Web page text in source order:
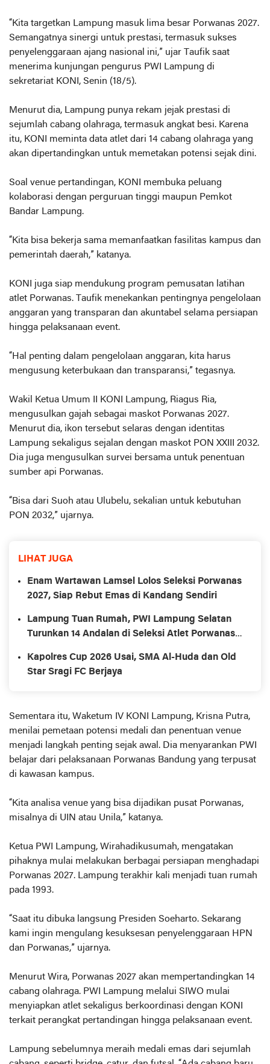
“Kita targetkan Lampung masuk lima besar Porwanas 2027.
Semangatnya sinergi untuk prestasi, termasuk sukses
penyelenggaraan ajang nasional ini,” ujar Taufik saat
menerima kunjungan pengurus PWI Lampung di
sekretariat KONI, Senin (18/5).
Menurut dia, Lampung punya rekam jejak prestasi di
sejumlah cabang olahraga, termasuk angkat besi. Karena
itu, KONI meminta data atlet dari 14 cabang olahraga yang
akan dipertandingkan untuk memetakan potensi sejak dini.
Soal venue pertandingan, KONI membuka peluang
kolaborasi dengan perguruan tinggi maupun Pemkot
Bandar Lampung.
“Kita bisa bekerja sama memanfaatkan fasilitas kampus dan
pemerintah daerah,” katanya.
KONI juga siap mendukung program pemusatan latihan
atlet Porwanas. Taufik menekankan pentingnya pengelolaan
anggaran yang transparan dan akuntabel selama persiapan
hingga pelaksanaan event.
“Hal penting dalam pengelolaan anggaran, kita harus
mengusung keterbukaan dan transparansi,” tegasnya.
Wakil Ketua Umum II KONI Lampung, Riagus Ria,
mengusulkan gajah sebagai maskot Porwanas 2027.
Menurut dia, ikon tersebut selaras dengan identitas
Lampung sekaligus sejalan dengan maskot PON XXIII 2032.
Dia juga mengusulkan survei bersama untuk penentuan
sumber api Porwanas.
“Bisa dari Suoh atau Ulubelu, sekalian untuk kebutuhan
PON 2032,” ujarnya.
LIHAT JUGA
Enam Wartawan Lamsel Lolos Seleksi Porwanas
2027, Siap Rebut Emas di Kandang Sendiri
Lampung Tuan Rumah, PWI Lampung Selatan
Turunkan 14 Andalan di Seleksi Atlet Porwanas
Kapolres Cup 2026 Usai, SMA Al-Huda dan Old
Star Sragi FC Berjaya
Sementara itu, Waketum IV KONI Lampung, Krisna Putra,
menilai pemetaan potensi medali dan penentuan venue
menjadi langkah penting sejak awal. Dia menyarankan PWI
belajar dari pelaksanaan Porwanas Bandung yang terpusat
di kawasan kampus.
“Kita analisa venue yang bisa dijadikan pusat Porwanas,
misalnya di UIN atau Unila,” katanya.
Ketua PWI Lampung, Wirahadikusumah, mengatakan
pihaknya mulai melakukan berbagai persiapan menghadapi
Porwanas 2027. Lampung terakhir kali menjadi tuan rumah
pada 1993.
“Saat itu dibuka langsung Presiden Soeharto. Sekarang
kami ingin mengulang kesuksesan penyelenggaraan HPN
dan Porwanas,” ujarnya.
Menurut Wira, Porwanas 2027 akan mempertandingkan 14
cabang olahraga. PWI Lampung melalui SIWO mulai
menyiapkan atlet sekaligus berkoordinasi dengan KONI
terkait perangkat pertandingan hingga pelaksanaan event.
Lampung sebelumnya meraih medali emas dari sejumlah